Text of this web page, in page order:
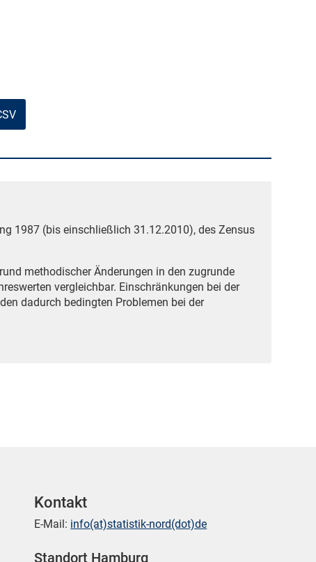
1987 (bis einschließlich 31.12.2010), des Zensus
methodischer Änderungen in den zugrunde
vergleichbar. Einschränkungen bei der
dadurch bedingten Problemen bei der
Kontakt
E-Mail: info(at)statistik-nord(dot)de
Standort Hamburg